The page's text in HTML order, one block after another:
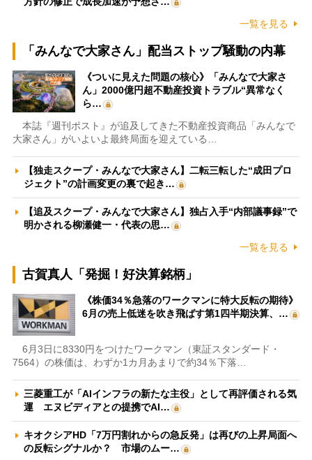
一覧を見る
「みんなで大家さん」配当ストップ騒動の内幕
《ついに見えた問題の核心》「みんなで大家さ
ん」2000億円超不動産投資トラブル“異常なく
ら…
本誌『週刊ポスト』が追及してきた不動産投資商品「みんなで
大家さん」がいよいよ最終局面を迎えている…
【独走スクープ・みんなで大家さん】二転三転した“成田プロ
ジェクト”の計画変更の裏で起き…
【追及スクープ・みんなで大家さん】独占入手“内部議事録”で
明かされる柳瀬健一・代表の思…
一覧を見る
古賀真人「発掘！好決算銘柄」
《株価34％急落のワークマンに特大反転の期待》
6月の売上低迷を吹き飛ばす第1四半期決算、…
6月3日に8330円をつけたワークマン（東証スタンダード・
7564）の株価は、わずか1カ月あまりで約34％下落…
三菱重工が「AIインフラの新たな主役」として再評価される気
運 エヌビディアとの提携でAI…
キオクシアHD「7万円割れからの急反発」は再びの上昇局面へ
の反転シグナルか？ 市場のムー…